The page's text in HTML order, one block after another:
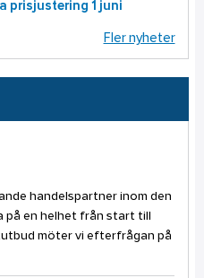
prisjustering 1 juni
Fler nyheter
handelspartner inom den
en helhet från start till
möter vi efterfrågan på